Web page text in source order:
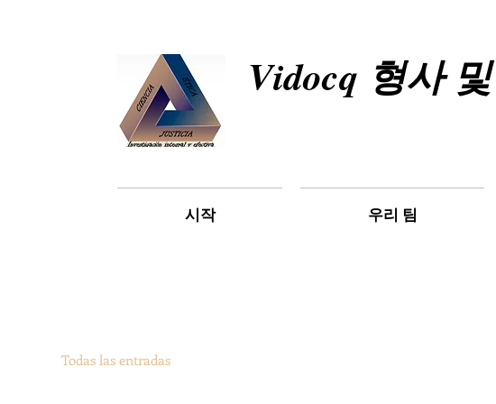
시작 우리 팀
Vidocq 형사
Todas las entradas